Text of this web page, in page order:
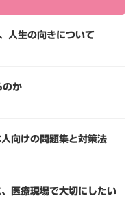
人生の向きについて
のか
向けの問題集と対策法
医療現場で大切にしたい